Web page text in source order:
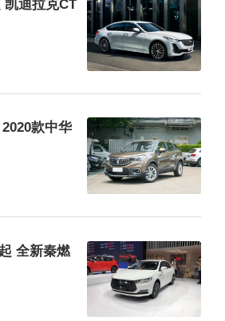
凯迪拉克CT
款中华
全新秦燃